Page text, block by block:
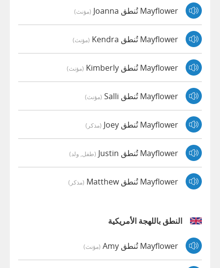
Mayflower تُنطق Joanna (مؤنث)
Mayflower تُنطق Kendra (مؤنث)
Mayflower تُنطق Kimberly (مؤنث)
Mayflower تُنطق Salli (مؤنث)
Mayflower تُنطق Joey (مذكر)
Mayflower تُنطق Justin (طفل, ولد)
Mayflower تُنطق Matthew (مذكر)
النطق باللهجة الأمريكية
Mayflower تُنطق Amy (مؤنث)